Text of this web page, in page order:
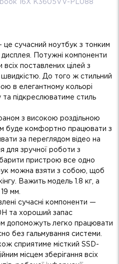
16X K3605VV-PL088
сучасний ноутбук з тонким
Потужні компоненти
поставлених цілей з
До того ж стильний
в елегантному кольорі
підкреслюватиме стиль
з високою роздільною
буде комфортно працювати з
за переглядом відео на
для зручної роботи з
пристрою все одно
можна взяти з собою, щоб
Важить модель 1.8 кг, а
мм.
сучасні компоненти —
та хороший запас
допоможуть легко працювати
без гальмування системи.
сприятиме місткий SSD-
місцем зберігання всіх